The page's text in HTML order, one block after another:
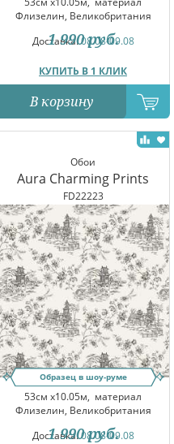
Флизелин, Великобритания
Доставка:08.08-09.08
КУПИТЬ В 1 КЛИК
1 990 руб.
В корзину
Обои
Aura Charming Prints
FD22223
Образец в шоу-руме
53см x10.05м, материал
Флизелин, Великобритания
Доставка:08.08-09.08
1 990 руб.